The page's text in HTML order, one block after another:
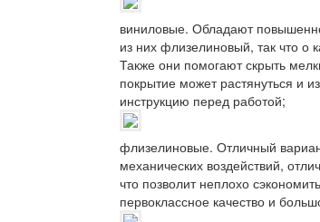
виниловые. Обладают
из них флизелиновый, так что о
Также они помогают скрыть
покрытие может растянуться и
инструкцию перед работой;
флизелиновые. Отличный
механических воздействий,
что позволит неплохо
первоклассное качество и